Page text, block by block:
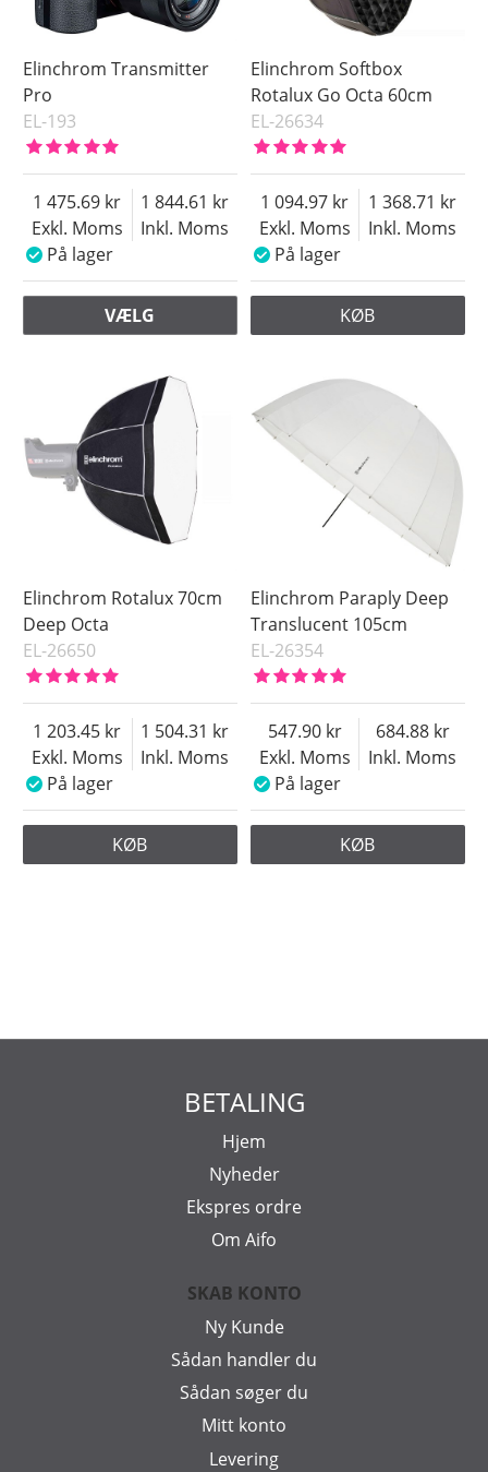
Elinchrom Transmitter
Pro
EL-193
Exkl. Moms
1 475.69
Inkl. Moms
1 844.61
På lager
VÆLG
Elinchrom Softbox
Rotalux Go Octa 60cm
EL-26634
Exkl. Moms
1 094.97
Inkl. Moms
1 368.71
På lager
KØB
Elinchrom Rotalux 70cm
Deep Octa
EL-26650
Exkl. Moms
1 203.45
Inkl. Moms
1 504.31
På lager
KØB
Elinchrom Paraply Deep
Translucent 105cm
EL-26354
Exkl. Moms
547.90
Inkl. Moms
684.88
På lager
KØB
BETALING
Hjem
Nyheder
Ekspres ordre
Om Aifo
SKAB KONTO
Ny Kunde
Sådan handler du
Sådan søger du
Mitt konto
Levering